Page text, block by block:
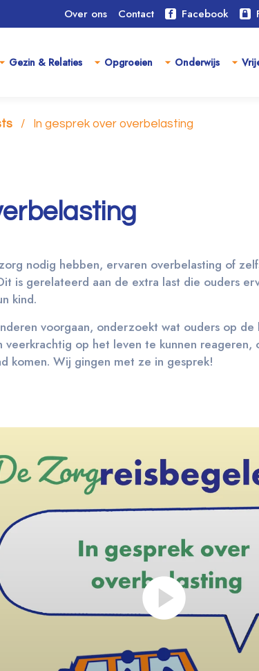
Over ons Contact Facebook
Gezin & Relaties Opgroeien Onderwijs
In gesprek over overbelasting
nodig hebben, ervaren overbelasting of
is gerelateerd aan de extra last die ouders
kind.
voorgaan, onderzoekt wat ouders op de
op het leven te kunnen reageren,
komen. Wij gingen met ze in gesprek!